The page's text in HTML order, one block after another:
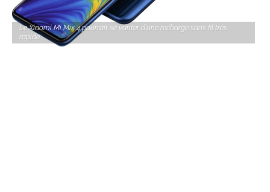
Le Xiaomi Mi Mix 4 pourrait se vanter d'une recharge sans fil très
rapide